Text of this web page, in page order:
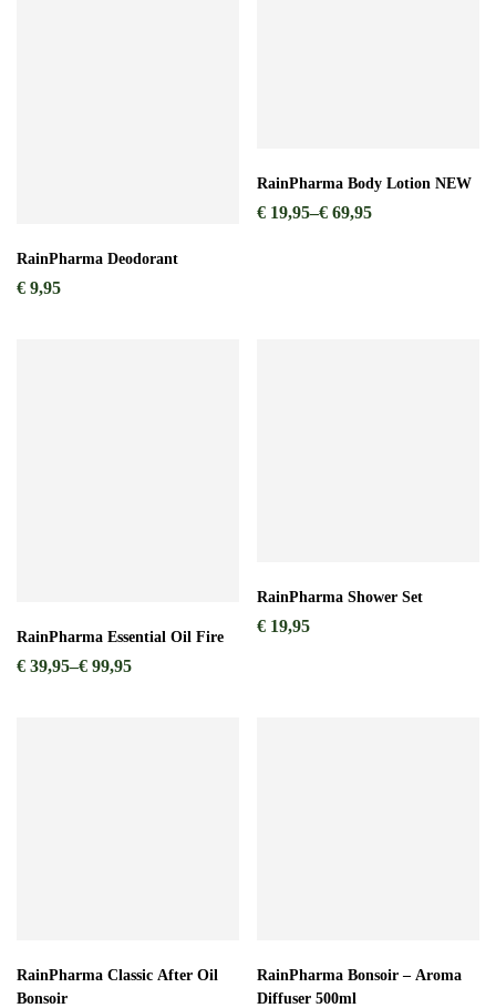
RainPharma Deodorant
€ 9,95
RainPharma Body Lotion NEW
€ 19,95–€ 69,95
RainPharma Essential Oil Fire
€ 39,95–€ 99,95
RainPharma Shower Set
€ 19,95
RainPharma Classic After Oil
Bonsoir
RainPharma Bonsoir – Aroma
Diffuser 500ml